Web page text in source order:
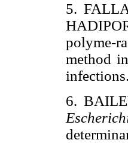
5.
polyme-
method
6.